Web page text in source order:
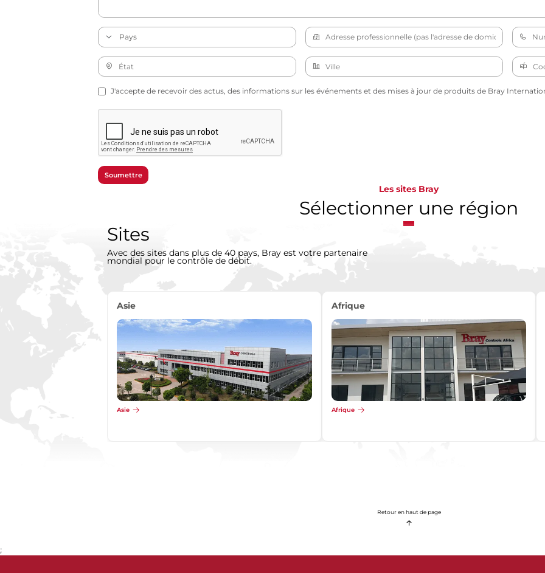
J'accepte de recevoir des actus, des informations sur les événements et des mises à jour de produits de Bray
Soumettre
Les sites Bray
Sélectionner une région
Sites
Avec des sites dans plus de 40 pays, Bray est votre partenaire
mondial pour le contrôle de débit.
Asie
Asie
Afrique
Afrique
Retour en haut de page
;